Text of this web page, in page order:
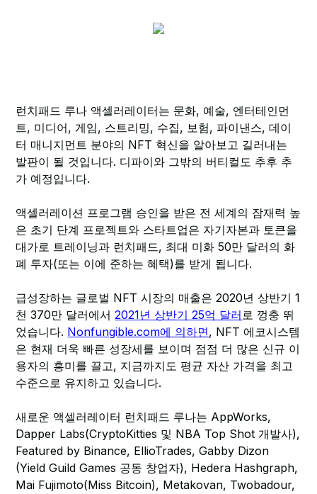
런치패드 루나 액셀러레이터는 문화, 예술, 엔터테인먼
트, 미디어, 게임, 스트리밍, 수집, 보험, 파이낸스, 데이
터 매니지먼트 분야의 NFT 혁신을 알아보고 길러내는
발판이 될 것입니다. 디파이와 그밖의 버티컬도 추후 추
가 예정입니다.
액셀러레이션 프로그램 승인을 받은 전 세계의 잠재력 높
은 초기 단계 프로젝트와 스타트업은 자기자본과 토큰을
대가로 트레이닝과 런치패드, 최대 미화 50만 달러의 화
폐 투자(또는 이에 준하는 혜택)를 받게 됩니다.
급성장하는 글로벌 NFT 시장의 매출은 2020년 상반기 1
천 370만 달러에서2021년 상반기 25억 달러로 껑충 뛰
었습니다. Nonfungible.com에 의하면, NFT 에코시스템
은 현재 더욱 빠른 성장세를 보이며 점점 더 많은 신규 이
용자의 흥미를 끌고, 지금까지도 평균 자산 가격을 최고
수준으로 유지하고 있습니다.
새로운 액셀러레이터 런치패드 루나는 AppWorks,
Dapper Labs(CryptoKitties 및 NBA Top Shot 개발사),
Featured by Binance, EllioTrades, Gabby Dizon
(Yield Guild Games 공동 창업자), Hedera Hashgraph,
Mai Fujimoto(Miss Bitcoin), Metakovan, Twobadour,